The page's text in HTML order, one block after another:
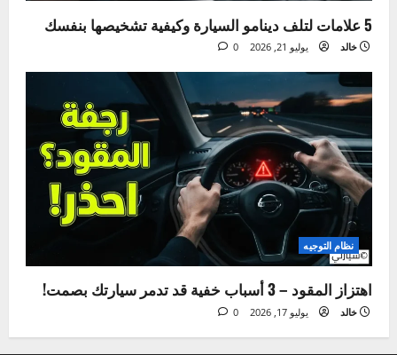
الإضاءة والكهرباء
خالد يوليو 21, 2026